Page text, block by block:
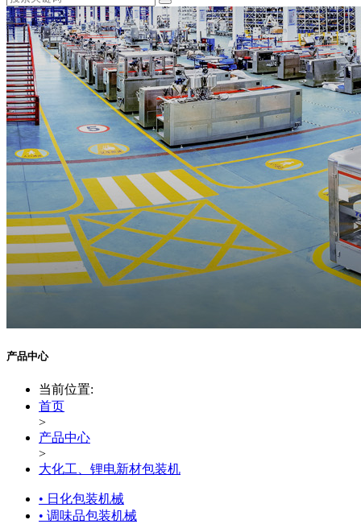
产品中心
当前位置:
首页
>
产品中心
>
大化工、锂电新材包装机
• 日化包装机械
• 调味品包装机械